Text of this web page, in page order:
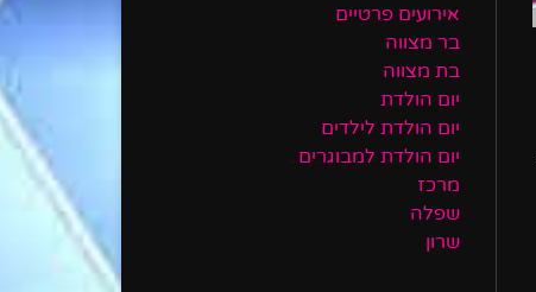
אירועים פרטיים
בר מצווה
בת מצווה
יום הולדת
יום הולדת לילדים
יום הולדת למבוגרים
מרכז
שפלה
שרון